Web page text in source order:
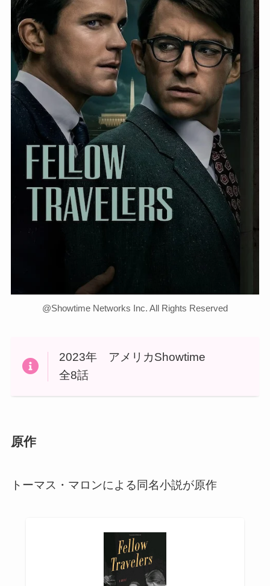
@Showtime Networks Inc. All Rights Reserved
2023年 アメリカShowtime
全8話
原作
トーマス・マロンによる同名小説が原作